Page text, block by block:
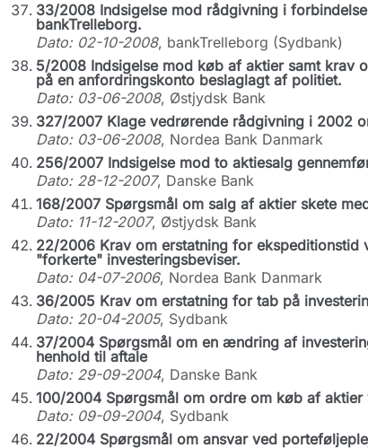
33/2008 Indsigelse mod rådgivning i
bankTrelleborg.
Dato: 02-10-2008, bankTrelleborg (Sydbank)
5/2008 Indsigelse mod køb af aktier samt krav
på en anfordringskonto beslaglagt af politiet.
Dato: 03-06-2008, Østjydsk Bank
327/2007 Klage vedrørende rådgivning i 2002
Dato: 03-06-2008, Nordea Bank Danmark
256/2007 Indsigelse mod to aktiesalg
Dato: 28-12-2007, Danske Bank
168/2007 Spørgsmål om salg af aktier skete
Dato: 11-12-2007, Østjydsk Bank
22/2006 Krav om erstatning for ekspeditionstid
"forkerte" investeringsbeviser.
Dato: 04-07-2006, Nordea Bank Danmark
36/2005 Krav om erstatning for tab på
Dato: 20-04-2005, Sydbank
37/2004 Spørgsmål om en ændring af
henhold til aftale
Dato: 29-09-2004, Danske Bank
100/2004 Spørgsmål om ordre om køb af aktier
Dato: 09-09-2004, Sydbank
22/2004 Spørgsmål om ansvar ved